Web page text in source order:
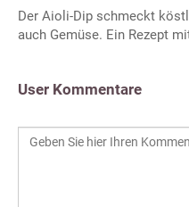
Der Aioli-Dip schmeckt
auch Gemüse. Ein Rezept
User Kommentare